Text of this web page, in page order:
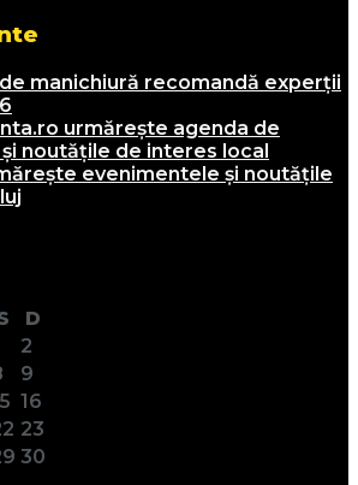
manichiură recomandă experții
urmărește agenda de
noutățile de interes local
evenimentele și noutățile
D
2
9
16
23
30